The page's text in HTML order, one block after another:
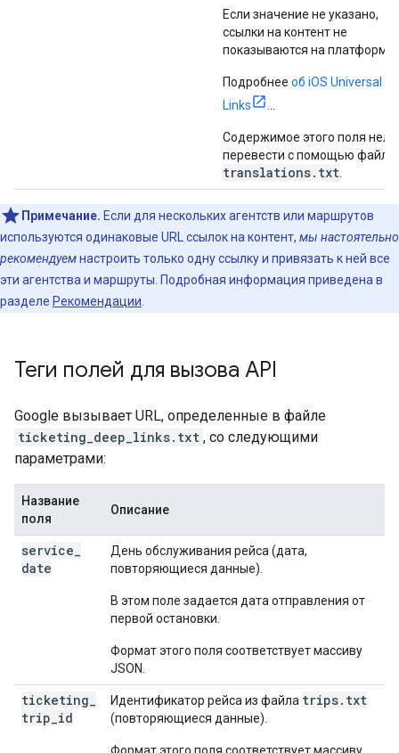
Если значение не указано,
ссылки на контент не
показываются на платформе
Подробнее об iOS Universal
Links
Содержимое этого поля
перевести с помощью файла
translations.txt
Примечание. Если для нескольких агентств или маршрутов
используются одинаковые URL ссылок на контент, мы настоятельно
рекомендуемнастроить только одну ссылку и привязать к ней все
эти агентства и маршруты. Подробная информация приведена в
разделе Рекомендации
Теги полей для вызова API
Google вызывает URL, определенные в файле
ticketing_deep_links.txt , со следующими
параметрами:
Название
поля
Описание
service
date
День обслуживания рейса (дата,
повторяющиеся данные).
В этом поле задается дата отправления от
первой остановки.
Формат этого поля соответствует массиву
JSON.
ticketing
trip id
Идентификатор рейса из файла trips.txt
(повторяющиеся данные).